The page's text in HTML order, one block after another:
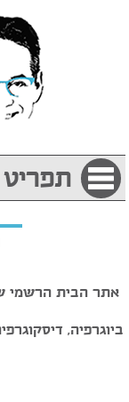
תפריט
אתר הבית הרשמי
ביוגרפיה,